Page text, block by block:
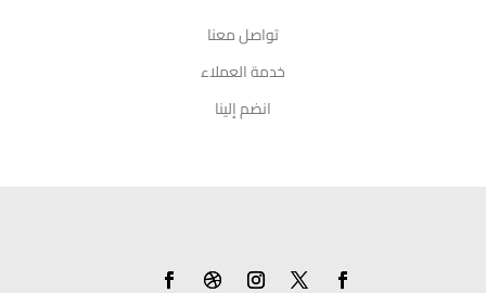
تواصل معنا
خدمة العملاء
انضم إلينا